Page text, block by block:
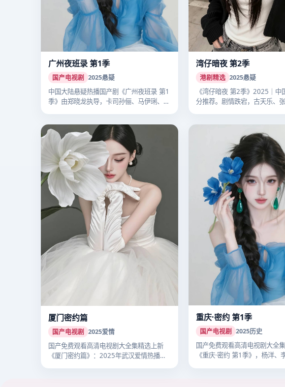
广州夜班录 第1季
国产电视剧 2025悬疑
中国大陆悬疑热播国产剧《广州夜班录 第1
季》由郑晓龙执导，卡司孙俪、马伊琍、李
湾仔暗夜 第2季
港剧精选 2025悬疑
《湾仔暗夜 第2季》2025｜中
分推荐。剧情跌宕，古天乐、
厦门密约篇
国产电视剧 2025爱情
国产免费观看高清电视剧大全集精选上新
《厦门密约篇》：2025年武汉爱情热播国
重庆·密约 第1季
国产电视剧 2025历史
国产免费观看高清电视剧大全
《重庆·密约 第1季》，杨洋、